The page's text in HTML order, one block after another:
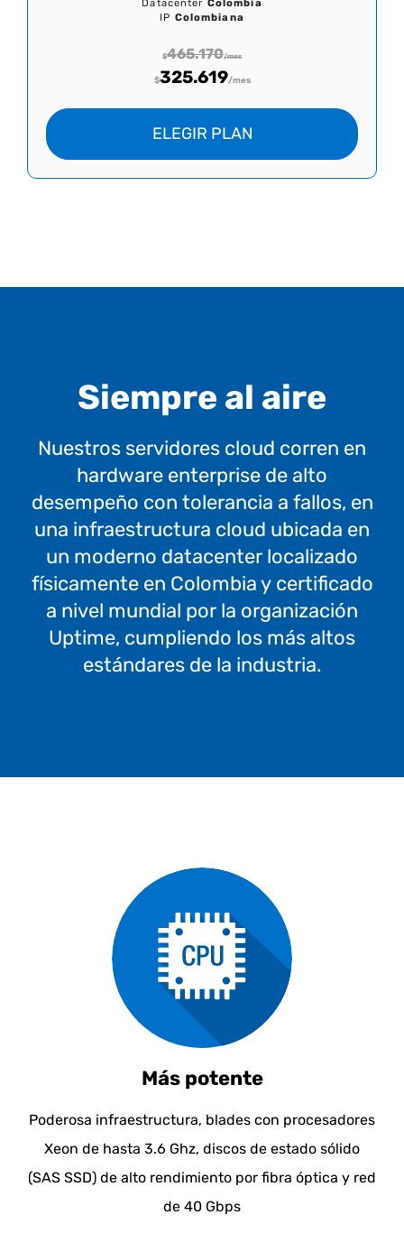
Datacenter Colombia
IP Colombiana
$465.170/mes
$325.619/mes
ELEGIR PLAN
Siempre al aire
Nuestros servidores cloud corren en
hardware enterprise de alto
desempeño con tolerancia a fallos, en
una infraestructura cloud ubicada en
un moderno datacenter localizado
físicamente en Colombia y certificado
a nivel mundial por la organización
Uptime, cumpliendo los más altos
estándares de la industria.
Más potente
Poderosa infraestructura, blades con procesadores
Xeon de hasta 3.6 Ghz, discos de estado sólido
(SAS SSD) de alto rendimiento por fibra óptica y red
de 40 Gbps